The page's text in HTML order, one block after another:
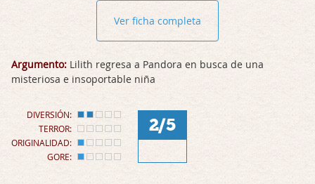
Ver ficha completa
Argumento: Lilith regresa a Pandora en busca de una
misteriosa e insoportable niña
DIVERSIÓN:
TERROR:
ORIGINALIDAD:
GORE:
2/5